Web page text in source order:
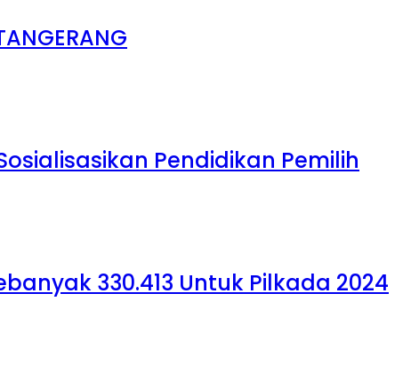
Pendidikan Pemilih
330.413 Untuk Pilkada 2024